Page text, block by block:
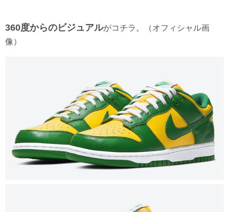
360度からのビジュアルがコチラ。（オフィシャル画
像）